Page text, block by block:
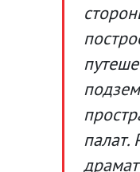
палат.